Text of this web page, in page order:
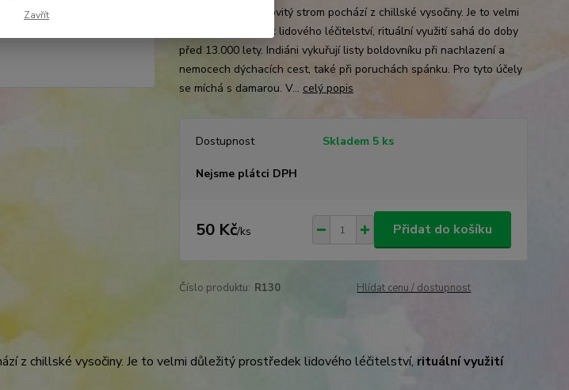
Nevelký, spíše keřovitý strom pochází z chillské vysočiny. Je to velmi
důležitý prostředek lidového léčitelství, rituální využití sahá do doby
před 13.000 lety. Indiáni vykuřují listy boldovníku při nachlazení a
nemocech dýchacích cest, také při poruchách spánku. Pro tyto účely
se míchá s damarou. V... celý popis
Dostupnost Skladem 5 ks
Nejsme plátci DPH
50 Kč/ks Přidat do košíku
Číslo produktu: R130 Hlídat cenu / dostupnost
z chillské vysočiny. Je to velmi důležitý prostředek lidového léčitelství, rituální využití
Zavřít